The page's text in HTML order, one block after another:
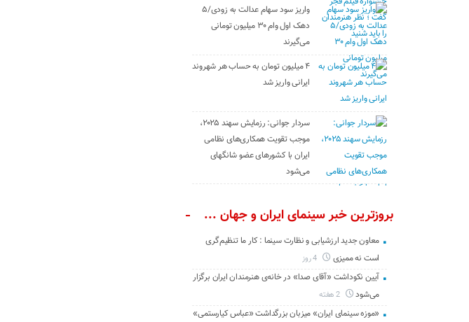
واریز سود سهام عدالت به زودی/۵
دهک اول وام ۳۰ میلیون تومانی
می‌گیرند
۴ میلیون تومان به حساب هر شهروند
ایرانی واریز شد
سردار جوانی: رزمایش سهند ۲۰۲۵،
موجب تقویت همکاری‌های نظامی
ایران با کشور‌های عضو شانگهای
می‌شود
بروزترین خبر سینمای ایران و جهان ...
معاون جدید ارزشیابی و نظارت سینما : کار ما تنظیم‌گری
است نه ممیزی
آیین نکوداشت «آقای صدا» در خانه‌ی هنرمندان ایران برگزار
می‌شود
2 هفته
«موزه سینمای ایران» میزبان بزرگداشت «عباس کیارستمی»